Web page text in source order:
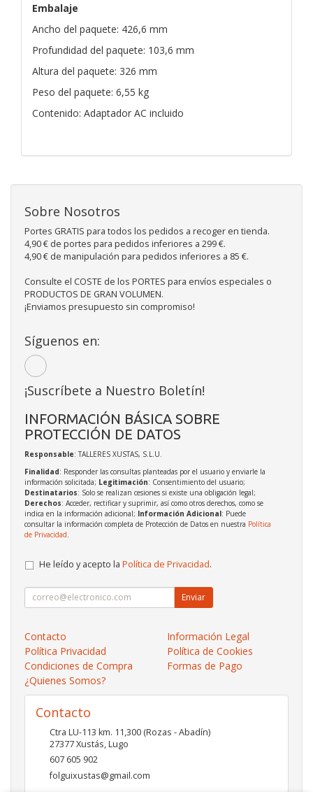
Embalaje
Ancho del paquete: 426,6 mm
Profundidad del paquete: 103,6 mm
Altura del paquete: 326 mm
Peso del paquete: 6,55 kg
Contenido: Adaptador AC incluido
Sobre Nosotros
Portes GRATIS para todos los pedidos a recoger en tienda.
4,90 € de portes para pedidos inferiores a 299 €.
4,90 € de manipulación para pedidos inferiores a 85 €.
Consulte el COSTE de los PORTES para envíos especiales o
PRODUCTOS DE GRAN VOLUMEN.
¡Enviamos presupuesto sin compromiso!
Síguenos en:
¡Suscríbete a Nuestro Boletín!
INFORMACIÓN BÁSICA SOBRE
PROTECCIÓN DE DATOS
Responsable: TALLERES XUSTAS, S.L.U.
Finalidad: Responder las consultas planteadas por el usuario y enviarle la
información solicitada; Legitimación: Consentimiento del usuario;
Destinatarios: Solo se realizan cesiones si existe una obligación legal;
Derechos: Acceder, rectificar y suprimir, así como otros derechos, como se
indica en la información adicional; Información Adicional: Puede
consultar la información completa de Protección de Datos en nuestra Política
de Privacidad
He leído y acepto la Política de Privacidad.
Enviar
Contacto
Información Legal
Política Privacidad
Política de Cookies
Condiciones de Compra
Formas de Pago
¿Quienes Somos?
Contacto
Ctra LU-113 km. 11,300 (Rozas - Abadín)
27377Xustás,Lugo
607 605 902
folguixustas@gmail.com